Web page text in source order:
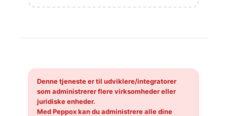
Denne tjeneste er til udviklere/integratorer
som administrerer flere virksomheder eller
juridiske enheder.
Med Peppox kan du administrere alle dine